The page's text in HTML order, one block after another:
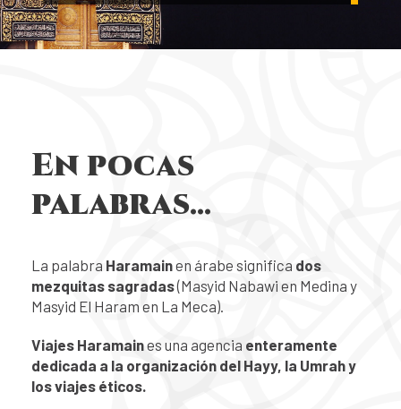
En pocas
palabras...
La palabra Haramainen árabe significa dos
mezquitas sagradas(Masyid Nabawi en Medina y
Masyid El Haram en La Meca).
Viajes Haramaines una agencia enteramente
dedicada a la organización del Hayy, la Umrah y
los viajes éticos.